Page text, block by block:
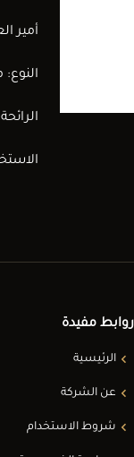
أمير
روابط مفيدة
الرئيسية
عن الشركة
شروط الاستخدام